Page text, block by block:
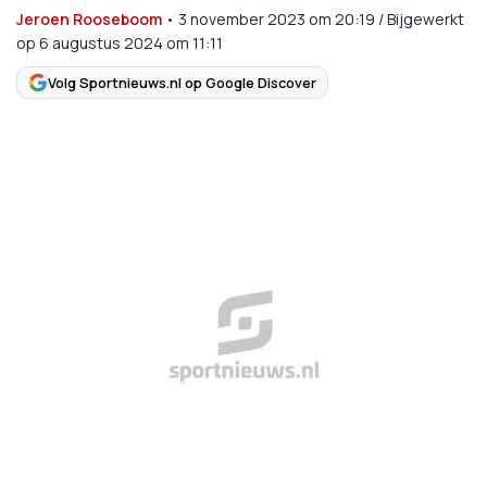
Jeroen Rooseboom • 3 november 2023 om 20:19 /Bijgewerkt
op 6 augustus 2024 om 11:11
Volg Sportnieuws.nl op Google Discover